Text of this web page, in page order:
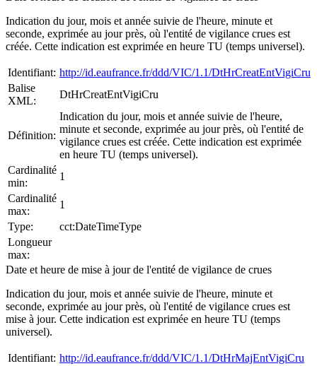
Indication du jour, mois et année suivie de l'heure, minute et
seconde, exprimée au jour près, où l'entité de vigilance crues est
créée. Cette indication est exprimée en heure TU (temps universel).
Identifiant: http://id.eaufrance.fr/ddd/VIC/1.1/DtHrCreatEntVigiCru
Balise
XML:
DtHrCreatEntVigiCru
Définition:
Indication du jour, mois et année suivie de l'heure,
minute et seconde, exprimée au jour près, où l'entité de
vigilance crues est créée. Cette indication est exprimée
en heure TU (temps universel).
Cardinalité
min:
1
Cardinalité
max:
1
Type:
cct:DateTimeType
Longueur
max:
Date et heure de mise à jour de l'entité de vigilance de crues
Indication du jour, mois et année suivie de l'heure, minute et
seconde, exprimée au jour près, où l'entité de vigilance crues est
mise à jour. Cette indication est exprimée en heure TU (temps
universel).
Identifiant: http://id.eaufrance.fr/ddd/VIC/1.1/DtHrMajEntVigiCru